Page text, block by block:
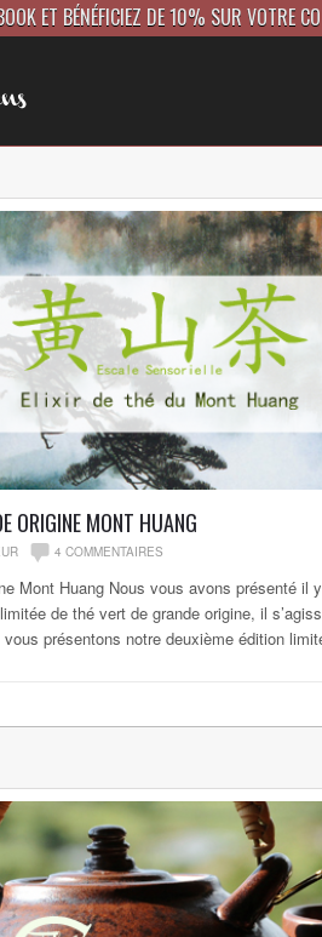
ET BÉNÉFICIEZ DE 10% SUR VOTRE
ORIGINE MONT HUANG
4 COMMENTAIRES
Mont Huang Nous vous avons présenté il
de thé vert de grande origine, il
vous présentons notre deuxième édition